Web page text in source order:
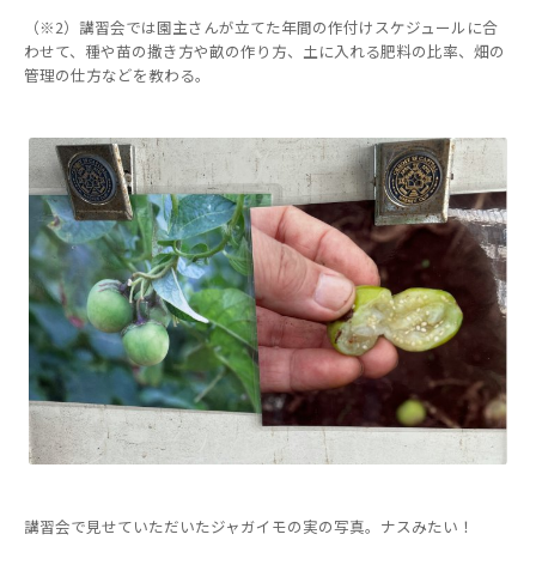
（※2）講習会では園主さんが立てた年間の作付けスケジュールに合
わせて、種や苗の撒き方や畝の作り方、土に入れる肥料の比率、畑の
管理の仕方などを教わる。
講習会で見せていただいたジャガイモの実の写真。ナスみたい！